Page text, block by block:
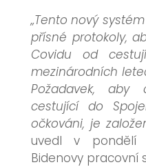
„Tento nový
přísné protokoly,
Covidu od
mezinárodních
Požadavek, aby
cestující do
očkováni, je
uvedl v pondělí
Bidenovy pracovní